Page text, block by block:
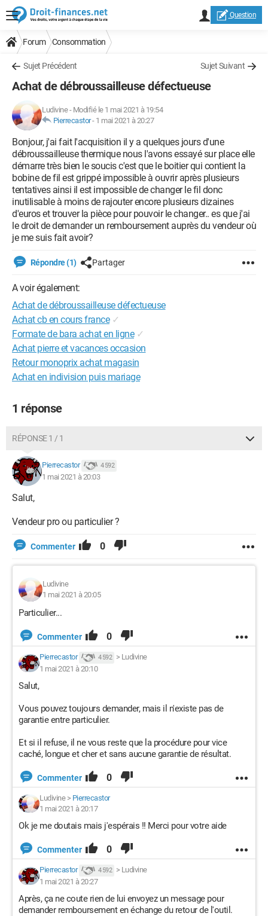
Question
Forum Consommation
Sujet Précédent Sujet Suivant
Achat de débroussailleuse défectueuse
Ludivine- Modifié le 1 mai 2021 à 19:54
Pierrecastor- 1 mai 2021 à 20:27
Bonjour, j'ai fait l'acquisition il y a quelques jours d'une
débroussailleuse thermique nous l'avons essayé sur place elle
démarre très bien le soucis c'est que le boitier qui contient la
bobine de fil est grippé impossible à ouvrir après plusieurs
tentatives ainsi il est impossible de changer le fil donc
inutilisable à moins de rajouter encore plusieurs dizaines
d'euros et trouver la pièce pour pouvoir le changer.. es que j'ai
le droit de demander un remboursement auprès du vendeur où
je me suis fait avoir?
Répondre (1) Partager
A voir également:
Achat de débroussailleuse défectueuse
Achat cb en cours france ✓
Formate de bara achat en ligne ✓
Achat pierre et vacances occasion
Retour monoprix achat magasin
Achat en indivision puis mariage
1 réponse
RÉPONSE 1 / 1
Pierrecastor 4 592
1 mai 2021 à 20:03
Salut,
Vendeur pro ou particulier ?
Commenter 0
Ludivine
1 mai 2021 à 20:05
Particulier...
Commenter 0
Pierrecastor 4 592 > Ludivine
1 mai 2021 à 20:10
Salut,
Vous pouvez toujours demander, mais il n'existe pas de
garantie entre particulier.
Et si il refuse, il ne vous reste que la procédure pour vice
caché, longue et cher et sans aucune garantie de résultat.
Commenter 0
Ludivine> Pierrecastor
1 mai 2021 à 20:17
Ok je me doutais mais j'espérais !! Merci pour votre aide
Commenter 0
Pierrecastor 4 592 > Ludivine
1 mai 2021 à 20:27
Après, ça ne coute rien de lui envoyez un message pour
demander remboursement en échange du retour de l'outil.